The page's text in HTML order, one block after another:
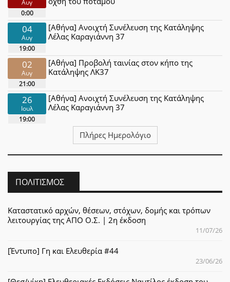
Αυγ
0:00
04
Αυγ
19:00
[Αθήνα] Ανοιχτή Συνέλευση της Κατάληψης
Λέλας Καραγιάννη 37
02
Αυγ
21:00
[Αθήνα] Προβολή ταινίας στον κήπο της
Κατάληψης ΛΚ37
26
Ιουλ
19:00
[Αθήνα] Ανοιχτή Συνέλευση της Κατάληψης
Λέλας Καραγιάννη 37
Πλήρες Ημερολόγιο
ΠΟΛΙΤΙΣΜΌΣ
Καταστατικό αρχών, θέσεων, στόχων, δομής και τρόπων
λειτουργίας της ΑΠΟ Ο.Σ. | 2η έκδοση
11/07/26
[Έντυπο] Γη και Ελευθερία #44
23/06/26